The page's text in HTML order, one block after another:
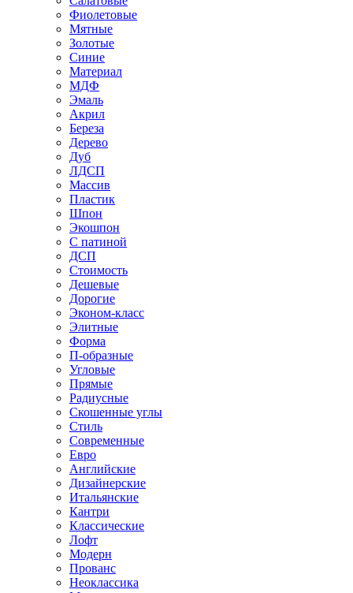
Фиолетовые
Мятные
Золотые
Синие
Материал
МДФ
Эмаль
Акрил
Береза
Дерево
Дуб
ЛДСП
Массив
Пластик
Шпон
Экошпон
С патиной
ДСП
Стоимость
Дешевые
Дорогие
Эконом-класс
Элитные
Форма
П-образные
Угловые
Прямые
Радиусные
Скошенные углы
Стиль
Современные
Евро
Английские
Дизайнерские
Итальянские
Кантри
Классические
Лофт
Модерн
Прованс
Неоклассика